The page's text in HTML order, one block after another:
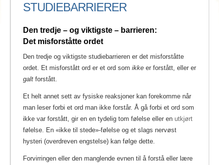
STUDIEBARRIERER
Den tredje – og viktigste – barrieren:
Det misforståtte ordet
Den tredje og viktigste studiebarrieren er det misforståtte
ordet. Et misforstått ord er et ord som ikke er forstått, eller er
galt forstått.
Et helt annet sett av fysiske reaksjoner kan forekomme når
man leser forbi et ord man ikke forstår. Å gå forbi et ord som
ikke var forstått, gir en en tydelig tom følelse eller en utkjørt
følelse. En «ikke til stede»-følelse og et slags nervøst
hysteri (overdreven engstelse) kan følge dette.
Forvirringen eller den manglende evnen til å forstå eller lære